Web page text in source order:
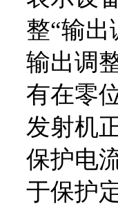
整“输
输出调
有在零
发射机
保护电
于保护